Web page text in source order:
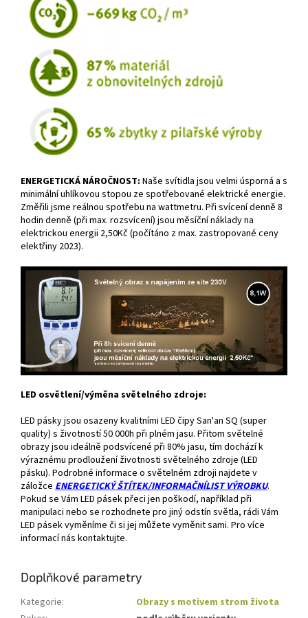
ENERGETICKÁ NÁROČNOST: Naše svítidla jsou velmi úsporná a s
minimální uhlíkovou stopou ze spotřebované elektrické energie.
Změřili jsme reálnou spotřebu na wattmetru. Při svícení denně 8
hodin denně (při max. rozsvícení) jsou měsíční náklady na
elektrickou energii 2,50Kč (počítáno z max. zastropované ceny
elektřiny 2023).
LED osvětlení/výměna světelného zdroje:
LED pásky jsou osazeny kvalitními LED čipy San'an SQ (super
quality) s životností 50 000h při plném jasu. Přitom světelné
obrazy jsou ideálně podsvícené při 80% jasu, tím dochází k
výraznému prodloužení životnosti světelného zdroje (LED
pásku). Podrobné informace o světelném zdroji najdete v
záložce ENERGETICKÝ ŠTÍTEK/INFORMAČNÍLIST VÝROBKU.
Pokud se Vám LED pásek přeci jen poškodí, například při
manipulaci nebo se rozhodnete pro jiný odstín světla, rádi Vám
LED pásek vyměníme či si jej můžete vyměnit sami. Pro více
informací nás kontaktujte.
Doplňkové parametry
Kategorie:
Obrazy s motivem strom života